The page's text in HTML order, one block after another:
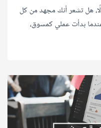
هل تشعر أنك مجهد من كل
بدأت عملي كمسوق،